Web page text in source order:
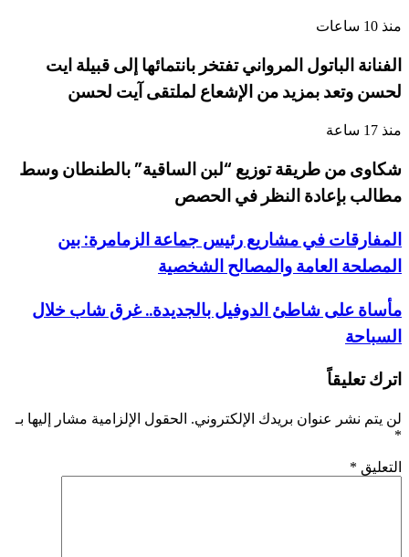
منذ 10 ساعات
الفنانة الباتول المرواني تفتخر بانتمائها إلى قبيلة ايت
لحسن وتعد بمزيد من الإشعاع لملتقى آيت لحسن
منذ 17 ساعة
شكاوى من طريقة توزيع “لبن الساقية” بالطنطان وسط
مطالب بإعادة النظر في الحصص
المفارقات في مشاريع رئيس جماعة الزمامرة: بين
المصلحة العامة والمصالح الشخصية
مأساة على شاطئ الدوفيل بالجديدة.. غرق شاب خلال
السباحة
اترك تعليقاً
لن يتم نشر عنوان بريدك الإلكتروني. الحقول الإلزامية مشار إليها بـ
*
التعليق *